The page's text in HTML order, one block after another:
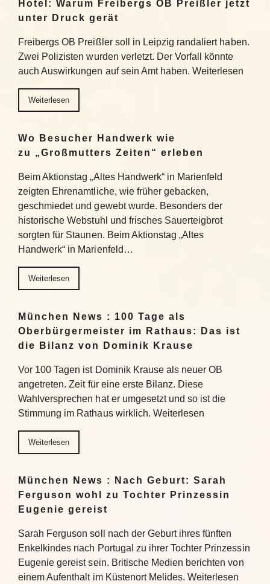
Hotel: Warum Freibergs OB Preißler jetzt
unter Druck gerät
Freibergs OB Preißler soll in Leipzig randaliert haben.
Zwei Polizisten wurden verletzt. Der Vorfall könnte
auch Auswirkungen auf sein Amt haben. Weiterlesen
Weiterlesen
Wo Besucher Handwerk wie
zu „Großmutters Zeiten“ erleben
Beim Aktionstag „Altes Handwerk“ in Marienfeld
zeigten Ehrenamtliche, wie früher gebacken,
geschmiedet und gewebt wurde. Besonders der
historische Webstuhl und frisches Sauerteigbrot
sorgten für Staunen. Beim Aktionstag „Altes
Handwerk“ in Marienfeld…
Weiterlesen
München News : 100 Tage als
Oberbürgermeister im Rathaus: Das ist
die Bilanz von Dominik Krause
Vor 100 Tagen ist Dominik Krause als neuer OB
angetreten. Zeit für eine erste Bilanz. Diese
Wahlversprechen hat er umgesetzt und so ist die
Stimmung im Rathaus wirklich. Weiterlesen
Weiterlesen
München News : Nach Geburt: Sarah
Ferguson wohl zu Tochter Prinzessin
Eugenie gereist
Sarah Ferguson soll nach der Geburt ihres fünften
Enkelkindes nach Portugal zu ihrer Tochter Prinzessin
Eugenie gereist sein. Britische Medien berichten von
einem Aufenthalt im Küstenort Melides. Weiterlesen